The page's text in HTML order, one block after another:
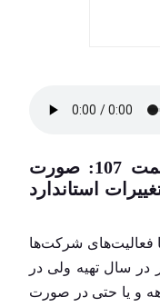
“پادکست رادیو مالی قسمت 107: صورت
استاندارد
فعالیت‌های شرکت‌ها
سال تهیه ولی در
و یا حتی در صورت